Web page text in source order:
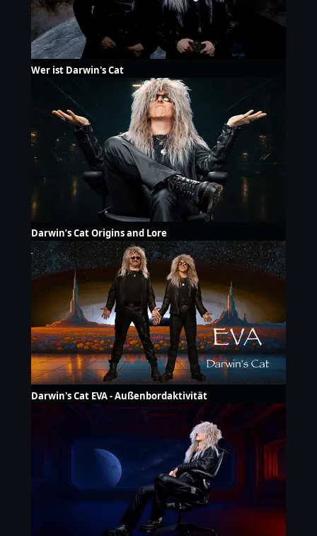
Wer ist Darwin's Cat
Darwin’s Cat Origins and Lore
Darwin's Cat EVA - Außenbordaktivität